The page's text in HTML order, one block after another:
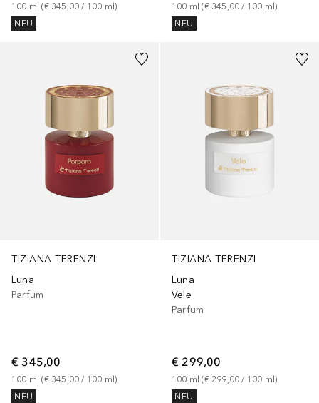
100 ml (€ 345,00 / 100 ml)
NEU
100 ml (€ 345,00 / 100 ml)
NEU
TIZIANA TERENZI
Luna
Parfum
€ 345,00
100 ml (€ 345,00 / 100 ml)
NEU
TIZIANA TERENZI
Luna
Vele
Parfum
€ 299,00
100 ml (€ 299,00 / 100 ml)
NEU